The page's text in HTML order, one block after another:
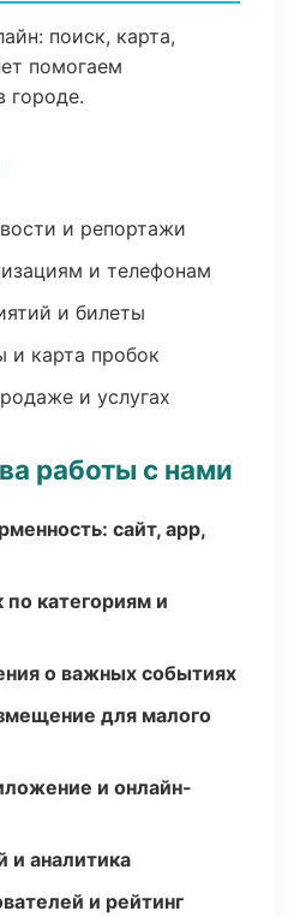
поиск, карта,
помогаем
городе.
и репортажи
и телефонам
и билеты
и карта пробок
и услугах
работы с нами
сайт, app,
категориям и
о важных событиях
для малого
и онлайн-
и аналитика
и рейтинг